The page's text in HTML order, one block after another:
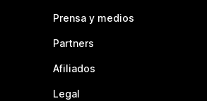
Prensa y medios
Partners
Afiliados
Legal